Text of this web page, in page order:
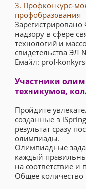
3. Профконкурс-
профобразования
надзору в сфере
технологий и
свидетельства ЭЛ
Емайл: prof-
Участники
техникумов,
Пройдите
созданные в
результат сразу
олимпиады.
Олимпиадные
каждый
на соответствие и
Общее